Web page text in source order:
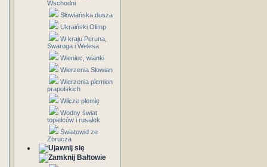
Wschodni
Słowiańska dusza
Ukraiński Olimp
W kraju Peruna,
Swaroga i Welesa
Wieniec, wianki
Wierzenia Słowian
Wierzenia plemion
prapolskich
Wilcze plemię
Wodny świat
topielców i rusałek
Światowid ze
Zbrucza
Bałtowie